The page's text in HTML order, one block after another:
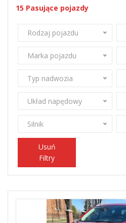
15 Pasujące pojazdy
Rodzaj pojazdu
Marka pojazdu
Typ nadwozia
Układ napędowy
Silnik
Usuń
Filtry